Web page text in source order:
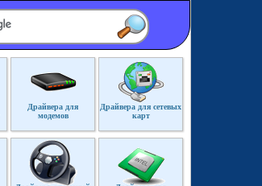
Драйвера для
модемов
Драйвера для сетевых
карт